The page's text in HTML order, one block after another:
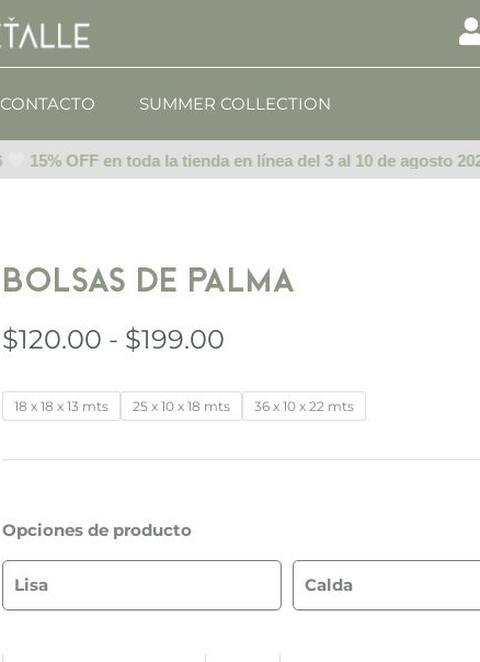
CONTACTO SUMMER COLLECTION
15% OFF en toda la tienda en línea del 3 al 10 de agosto 2026
Bolsas de palma
$120.00 - $199.00
precios:
desde
hasta
18 x 18 x 13 mts 25 x 10 x 18 mts 36 x 10 x 22 mts
Opciones de producto
Lisa Calda
Bolsas
de